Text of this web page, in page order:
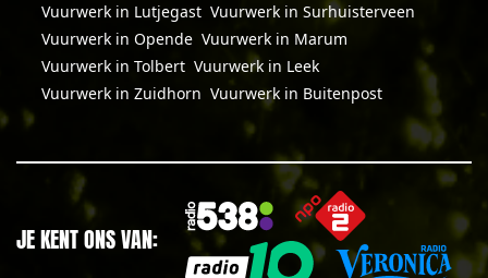
Vuurwerk in Lutjegast Vuurwerk in Surhuisterveen
Vuurwerk in Opende Vuurwerk in Marum
Vuurwerk in Tolbert Vuurwerk in Leek
Vuurwerk in Zuidhorn Vuurwerk in Buitenpost
JE KENT ONS VAN: